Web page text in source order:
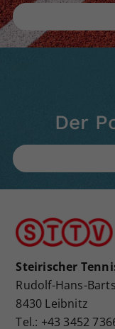
Der
Steirischer
Rudolf-Hans-
8430 Leibnitz
Tel.: +43 3452